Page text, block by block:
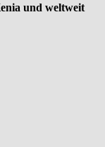
und weltweit